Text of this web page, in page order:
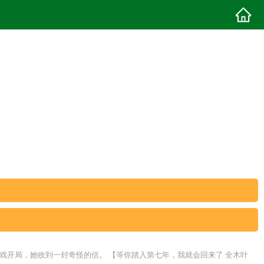
局，她收到一封奇怪的信。 【等你踏入第七年，我就会回来了 全木叶